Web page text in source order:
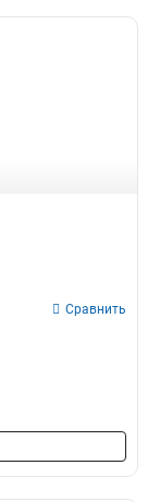
Сравнить